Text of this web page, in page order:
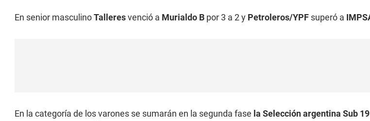
En senior masculinoTalleresvenció a Murialdo B por 3 a 2 y Petroleros/YPF superó a
En la categoría de los varones se sumarán en la segunda fase la Selección argentina Sub